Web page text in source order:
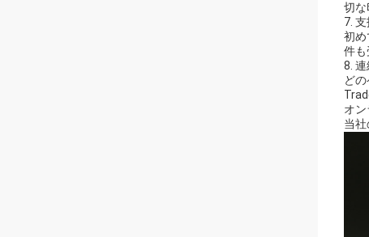
切な
7.
初
件も
8.
ど
オ
当